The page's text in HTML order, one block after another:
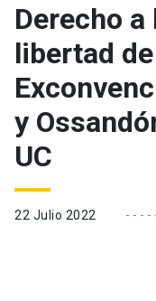
Derecho
libertad
y
UC
22 Julio 2022